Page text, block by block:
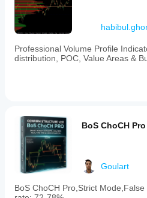
Professional Volume Profile
distribution, POC, Value Areas &
BoS ChoCH
Goulart
BoS ChoCH Pro,Strict